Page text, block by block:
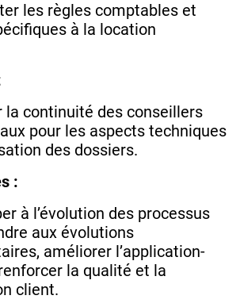
les règles comptables et
à la location
la continuité des conseillers
pour les aspects techniques
des dossiers.
:
à l’évolution des processus
aux évolutions
améliorer l’application-
la qualité et la
client.